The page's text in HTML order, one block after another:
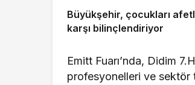
Büyükşehir, çocukları
karşı bilinçlendiriyor
Emitt Fuarı’nda, Didim
profesyonelleri ve sektör